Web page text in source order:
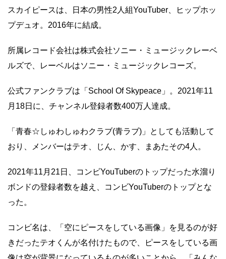
スカイピースは、日本の男性2人組YouTuber、ヒップホッ
プデュオ。2016年に結成。
所属レコード会社は株式会社ソニー・ミュージックレーベ
ルズで、レーベルはソニー・ミュージックレコーズ。
公式ファンクラブは「School Of Skypeace」。2021年11
月18日に、チャンネル登録者数400万人達成。
「青春☆しゅわしゅわクラブ(青ラブ)」としても活動して
おり、メンバーはテオ、じん、かす、まあたその4人。
2021年11月21日、コンビYouTuberのトップだった水溜り
ボンドの登録者数を越え、コンビYouTuberのトップとな
った。
コンビ名は、「空にピースをしている画像」を見るのが好
きだったテオくんが名付けたもので、ピースをしている画